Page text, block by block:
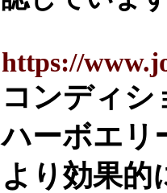
https://
コンディ
ハーボエリ
より効果